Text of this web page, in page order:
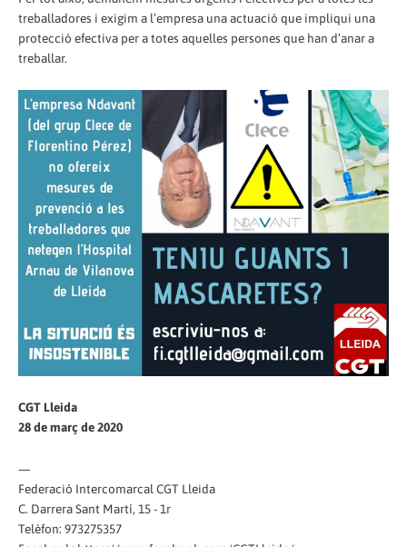
treballadores i exigim a l’empresa una actuació que impliqui una
protecció efectiva per a totes aquelles persones que han d’anar a
treballar.
CGT Lleida
28 de març de 2020
—
Federació Intercomarcal CGT Lleida
C. Darrera Sant Martí, 15 - 1r
Telèfon: 973275357